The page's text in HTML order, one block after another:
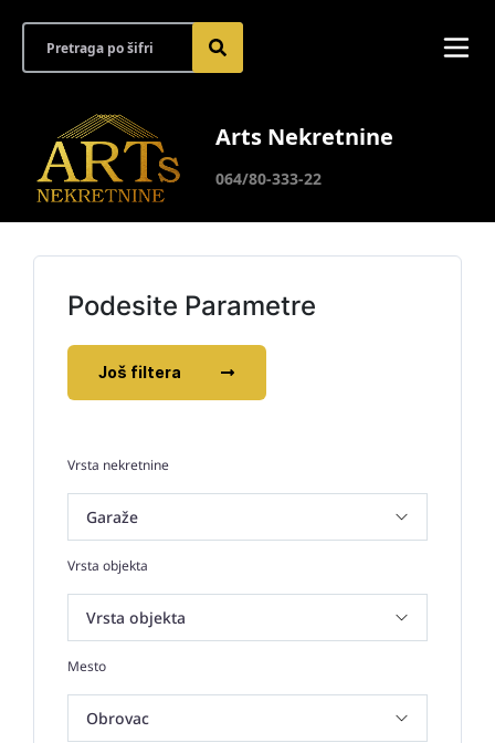
Arts Nekretnine
064/80-333-22
Podesite Parametre
Još filtera
Vrsta nekretnine
Vrsta objekta
Mesto